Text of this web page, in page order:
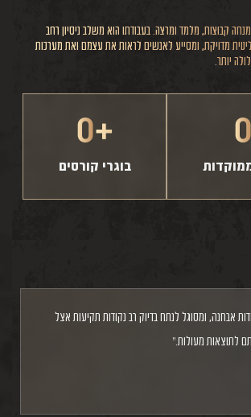
בוגרי קורסים
+
0 0
מנחה קבוצות, מלמד ומרצה. בעבודתו הוא משלב ניסיון רחב
מדויקת, ומסייע לאנשים לראות את עצמם ואת מערכות
יותר.
אבחנה, ומסוגל לנתח בדיוק רב נקודות תקיעות אצל
לתוצאות מעולות.”